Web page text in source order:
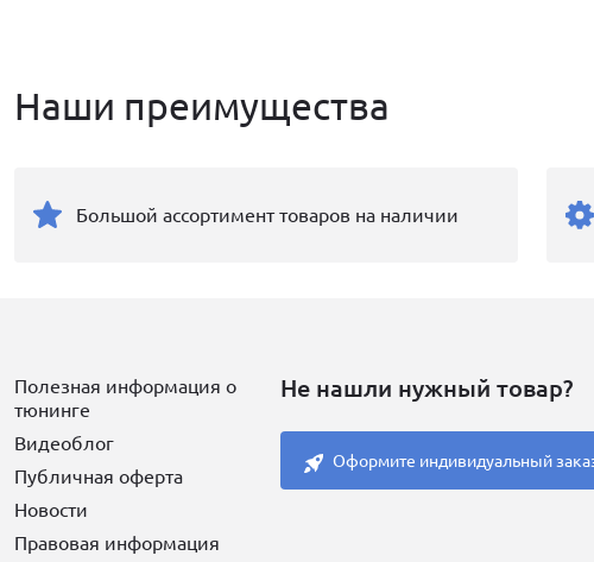
Наши преимущества
Большой ассортимент товаров на наличии
Полезная информация о
тюнинге
Видеоблог
Публичная оферта
Новости
Правовая информация
Не нашли нужный товар?
Оформите индивидуальный